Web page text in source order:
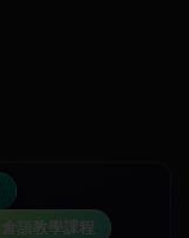
倉頡教學課程